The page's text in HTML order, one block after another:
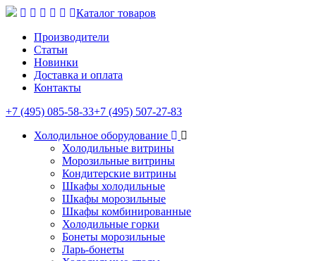
Каталог товаров
Производители
Статьи
Новинки
Доставка и оплата
Контакты
+7 (495) 085-58-33+7 (495) 507-27-83
Холодильное оборудование
Холодильные витрины
Морозильные витрины
Кондитерские витрины
Шкафы холодильные
Шкафы морозильные
Шкафы комбинированные
Холодильные горки
Бонеты морозильные
Ларь-бонеты